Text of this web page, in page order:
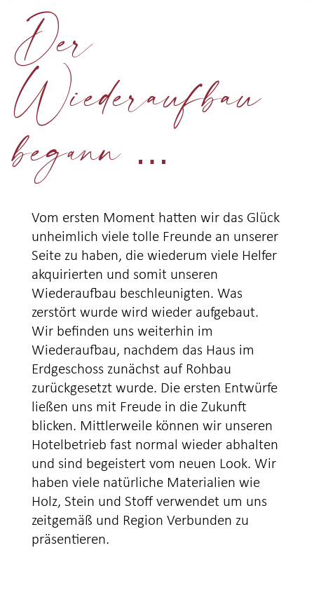
Der
Wiederaufbau
begann …
Vom ersten Moment hatten wir das Glück
unheimlich viele tolle Freunde an unserer
Seite zu haben, die wiederum viele Helfer
akquirierten und somit unseren
Wiederaufbau beschleunigten. Was
zerstört wurde wird wieder aufgebaut.
Wir befinden uns weiterhin im
Wiederaufbau, nachdem das Haus im
Erdgeschoss zunächst auf Rohbau
zurückgesetzt wurde. Die ersten Entwürfe
ließen uns mit Freude in die Zukunft
blicken. Mittlerweile können wir unseren
Hotelbetrieb fast normal wieder abhalten
und sind begeistert vom neuen Look. Wir
haben viele natürliche Materialien wie
Holz, Stein und Stoff verwendet um uns
zeitgemäß und Region Verbunden zu
präsentieren.